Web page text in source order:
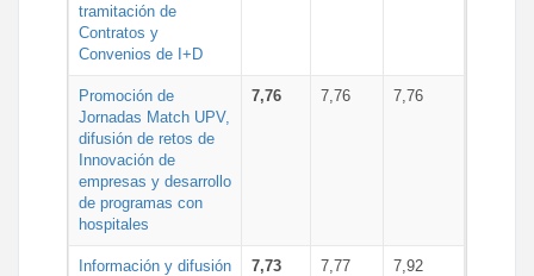
tramitación de
Contratos y
Convenios de I+D
Promoción de
Jornadas Match UPV,
difusión de retos de
Innovación de
empresas y desarrollo
de programas con
hospitales
7,76 7,76 7,76
Información y difusión
7,73 7,77 7,92